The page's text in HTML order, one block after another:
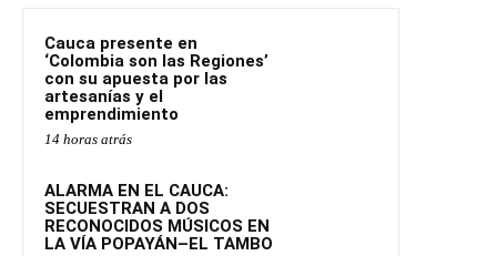
Cauca presente en
‘Colombia son las Regiones’
con su apuesta por las
artesanías y el
emprendimiento
14 horas atrás
ALARMA EN EL CAUCA:
SECUESTRAN A DOS
RECONOCIDOS MÚSICOS EN
LA VÍA POPAYÁN–EL TAMBO